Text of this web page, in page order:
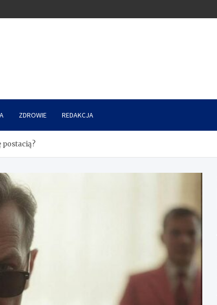
ZDROWIE REDAKCJA
postacią?